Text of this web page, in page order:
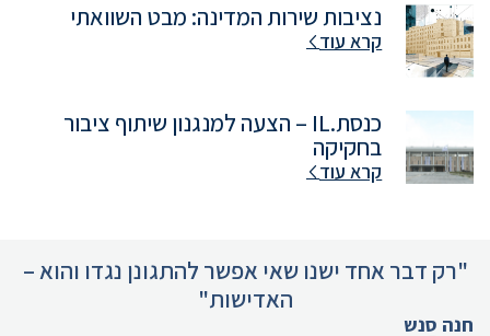
נציבות שירות המדינה: מבט השוואתי
קרא עוד
כנסת.IL – הצעה למנגנון שיתוף ציבור
בחקיקה
קרא עוד
"רק דבר אחד ישנו שאי אפשר להתגונן נגדו והוא –
האדישות"
חנה סנש